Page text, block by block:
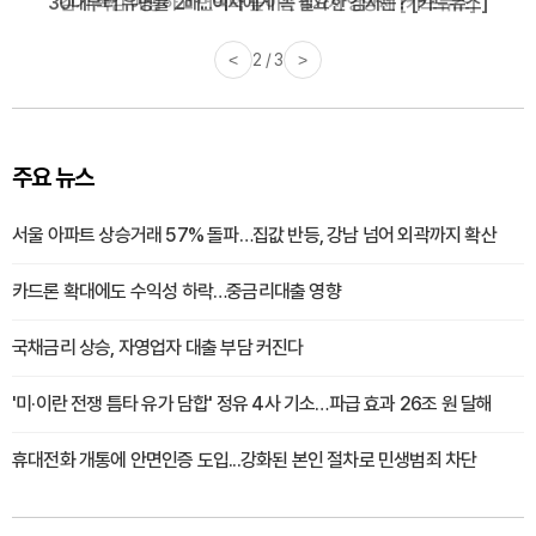
< 3 / 3 >
주요 뉴스
서울 아파트 상승거래 57% 돌파…집값 반등, 강남 넘어 외곽까지 확산
카드론 확대에도 수익성 하락…중금리대출 영향
국채금리 상승, 자영업자 대출 부담 커진다
'미·이란 전쟁 틈타 유가 담합' 정유 4사 기소…파급 효과 26조 원 달해
휴대전화 개통에 안면인증 도입...강화된 본인 절차로 민생범죄 차단